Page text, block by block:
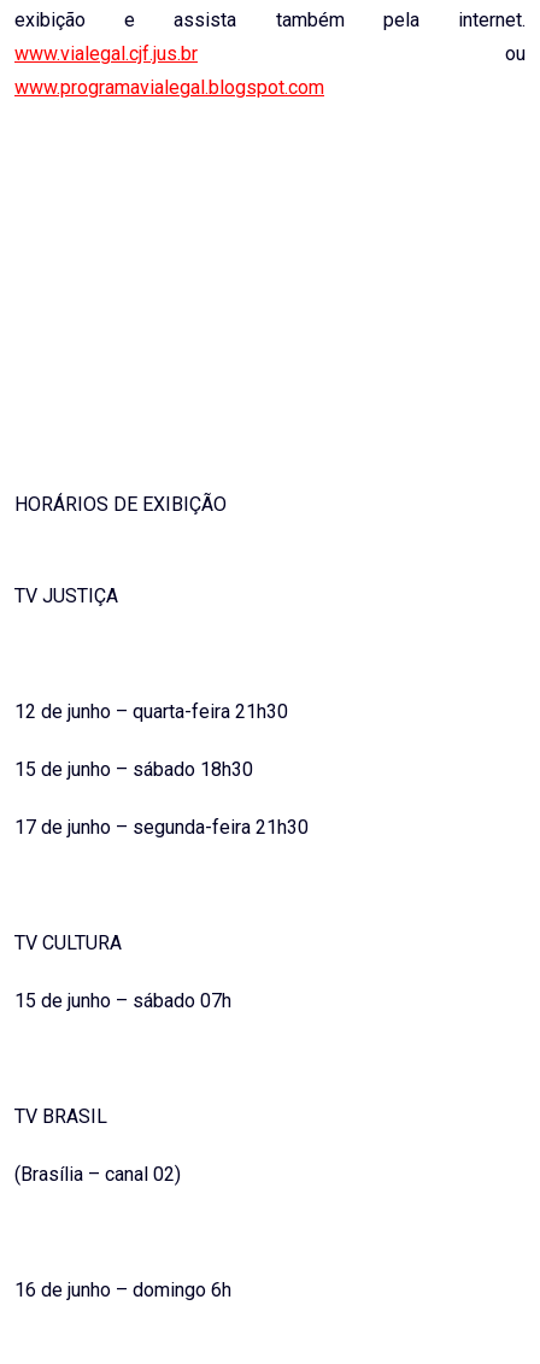
exibição e assista também pela internet.
www.vialegal.cjf.jus.br ou
www.programavialegal.blogspot.com
HORÁRIOS DE EXIBIÇÃO
TV JUSTIÇA
12 de junho – quarta-feira 21h30
15 de junho – sábado 18h30
17 de junho – segunda-feira 21h30
TV CULTURA
15 de junho – sábado 07h
TV BRASIL
(Brasília – canal 02)
16 de junho – domingo 6h